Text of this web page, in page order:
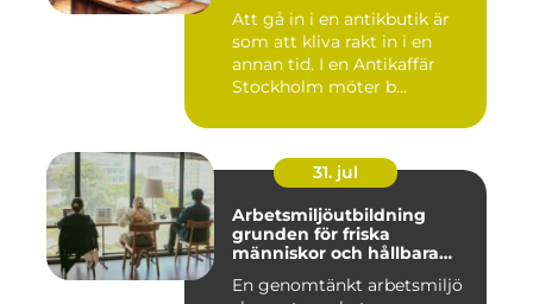
Att gå in i en antikbutik är
som att kliva rakt in i en
annan tid. I en Antikaffär
Stockholm möter b...
31. jul
Arbetsmiljöutbildning
grunden för friska
människor och hållbara
En genomtänkt arbetsmiljö